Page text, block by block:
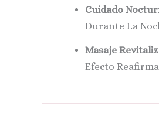
Cuidado
Durante La
Masaje
Efecto